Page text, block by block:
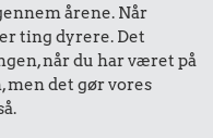
årene. Når
ting dyrere. Det
når du har været på
men det gør vores